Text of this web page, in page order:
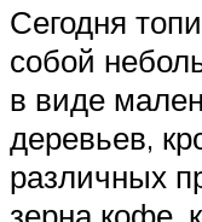
Сегодня
собой
в виде
деревьев,
различных